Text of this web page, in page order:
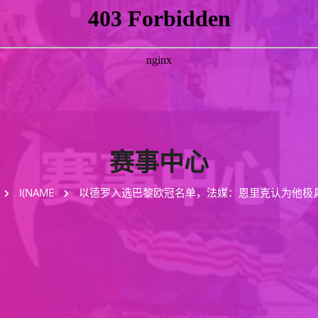
赛事中心
I(NAME 以德罗入选巴黎欧冠名单，法媒：恩里克认为他极